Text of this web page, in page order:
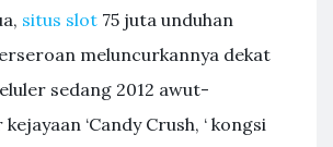
situs slot 75 juta unduhan
meluncurkannya dekat
sedang 2012 awut-
‘Candy Crush, ‘ kongsi